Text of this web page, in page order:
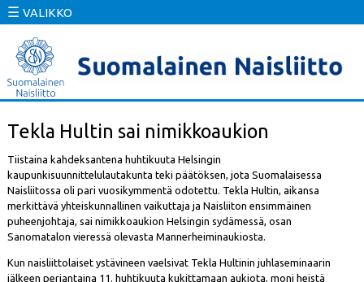
☰ VALIKKO
Tekla Hultin sai nimikkoaukion
Tiistaina kahdeksantena huhtikuuta Helsingin
kaupunkisuunnittelulautakunta teki päätöksen, jota Suomalaisessa
Naisliitossa oli pari vuosikymmentä odotettu. Tekla Hultin, aikansa
merkittävä yhteiskunnallinen vaikuttaja ja Naisliiton ensimmäinen
puheenjohtaja, sai nimikkoaukion Helsingin sydämessä, osan
Sanomatalon vieressä olevasta Mannerheiminaukiosta.
Kun naisliittolaiset ystävineen vaelsivat Tekla Hultinin juhlaseminaarin
jälkeen perjantaina 11. huhtikuuta kukittamaan aukiota, moni heistä